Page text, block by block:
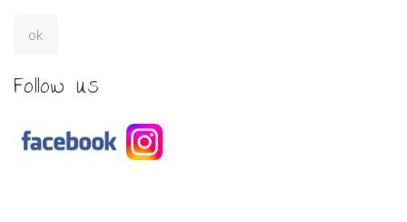
Follow us